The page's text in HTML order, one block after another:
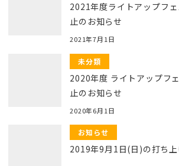
2021年度ライトアップフ
止のお知らせ
2021年7月1日
未分類
2020年度 ライトアップフ
止のお知らせ
2020年6月1日
お知らせ
2019年9月1日(日)の打ち